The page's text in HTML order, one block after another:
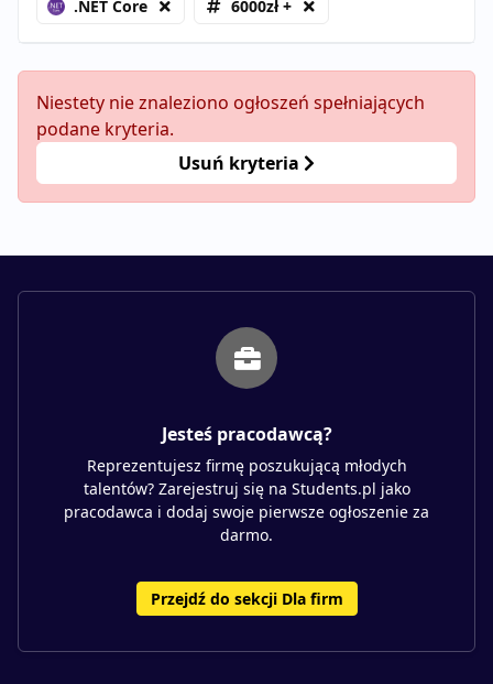
.NET Core 6000zł +
Niestety nie znaleziono ogłoszeń spełniających
podane kryteria.
Usuń kryteria
Jesteś pracodawcą?
Reprezentujesz firmę poszukującą młodych
talentów? Zarejestruj się na Students.pl jako
pracodawca i dodaj swoje pierwsze ogłoszenie za
darmo.
Przejdź do sekcji Dla firm